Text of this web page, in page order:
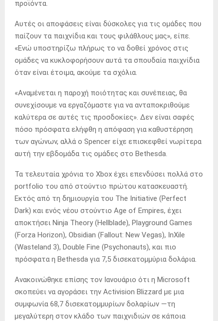
προϊόντα.
Αυτές οι αποφάσεις είναι δύσκολες για τις ομάδες που
παίζουν τα παιχνίδια και τους φιλάθλους μας», είπε.
«Ενώ υποστηρίζω πλήρως το να δοθεί χρόνος στις
ομάδες να κυκλοφορήσουν αυτά τα σπουδαία παιχνίδια
όταν είναι έτοιμα, ακούμε τα σχόλια.
«Αναμένεται η παροχή ποιότητας και συνέπειας, θα
συνεχίσουμε να εργαζόμαστε για να ανταποκριθούμε
καλύτερα σε αυτές τις προσδοκίες». Δεν είναι σαφές
πόσο πρόσφατα ελήφθη η απόφαση για καθυστέρηση
των αγώνων, αλλά ο Spencer είχε επισκεφθεί νωρίτερα
αυτή την εβδομάδα τις ομάδες στο Bethesda.
Τα τελευταία χρόνια το Xbox έχει επενδύσει πολλά στο
portfolio του από στούντιο πρώτου κατασκευαστή.
Εκτός από τη δημιουργία του The Initiative (Perfect
Dark) και ενός νέου στούντιο Age of Empires, έχει
αποκτήσει Ninja Theory (Hellblade), Playground Games
(Forza Horizon), Obsidian (Fallout: New Vegas), InXile
(Wasteland 3), Double Fine (Psychonauts), και πιο
πρόσφατα η Bethesda για 7,5 δισεκατομμύρια δολάρια.
Ανακοινώθηκε επίσης τον Ιανουάριο ότι η Microsoft
σκοπεύει να αγοράσει την Activision Blizzard με μια
συμφωνία 68,7 δισεκατομμυρίων δολαρίων —τη
μεγαλύτερη στον κλάδο των παιχνιδιών σε κάποια